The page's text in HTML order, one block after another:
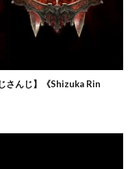
んじ】《Shizuka Rin